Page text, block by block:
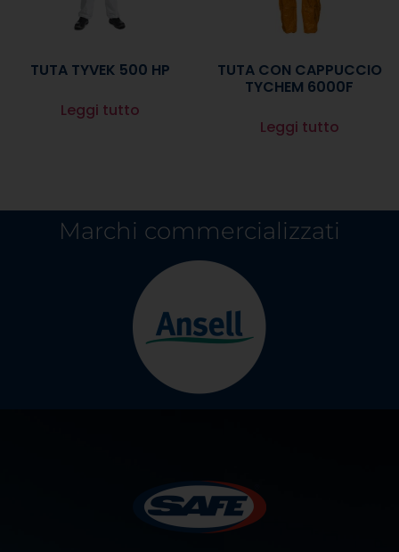
TUTA TYVEK 500 HP
Leggi tutto
TUTA CON CAPPUCCIO
TYCHEM 6000F
Leggi tutto
Marchi commercializzati